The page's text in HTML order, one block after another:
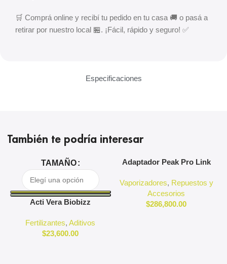
Especificaciones
🛒 Comprá online y recibí tu pedido en tu casa 🚚 o pasá a
retirar por nuestro local 🏪. ¡Fácil, rápido y seguro! ✅
También te podría interesar
TAMAÑO
Acti Vera Biobizz
Fertilizantes,Aditivos
$23,600.00
Adaptador Peak Pro Link
Vaporizadores, Repuestos y
Accesorios
$286,800.00